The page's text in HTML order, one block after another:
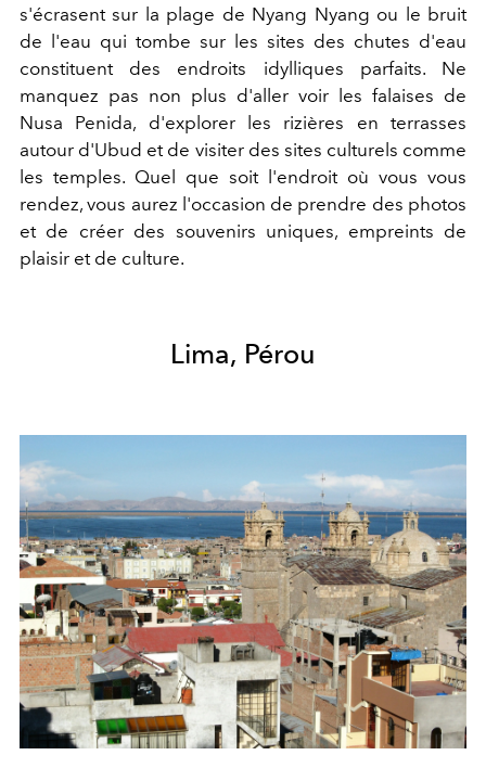
s'écrasent sur la plage de Nyang Nyang ou le bruit
de l'eau qui tombe sur les sites des chutes d'eau
constituent des endroits idylliques parfaits. Ne
manquez pas non plus d'aller voir les falaises de
Nusa Penida, d'explorer les rizières en terrasses
autour d'Ubud et de visiter des sites culturels comme
les temples. Quel que soit l'endroit où vous vous
rendez, vous aurez l'occasion de prendre des photos
et de créer des souvenirs uniques, empreints de
plaisir et de culture.
Lima, Pérou